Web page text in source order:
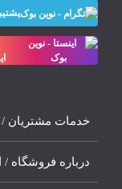
خدمات مشتریان /
درباره فروشگاه /